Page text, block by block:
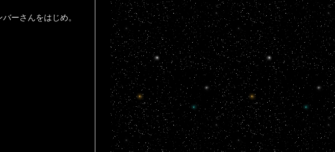
ーさんをはじめ。